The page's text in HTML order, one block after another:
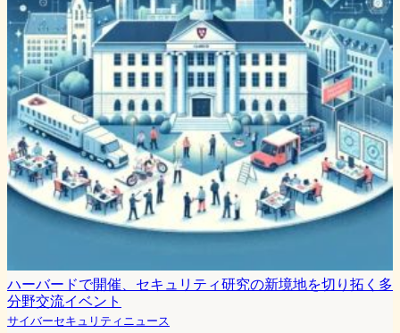
ハーバードで開催、セキュリティ研究の新境地を切り拓く多
分野交流イベント
サイバーセキュリティニュース